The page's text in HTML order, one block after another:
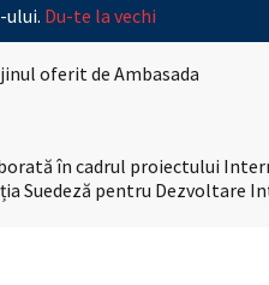
ului. Du-te la vechi
oferit de Ambasada
în cadrul proiectului
Suedeză pentru Dezvoltare